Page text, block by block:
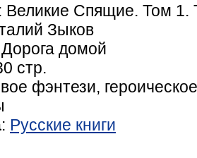
: Великие Спящие. Том 1.
Зыков
Дорога домой
стр.
фэнтези,
: Русские книги